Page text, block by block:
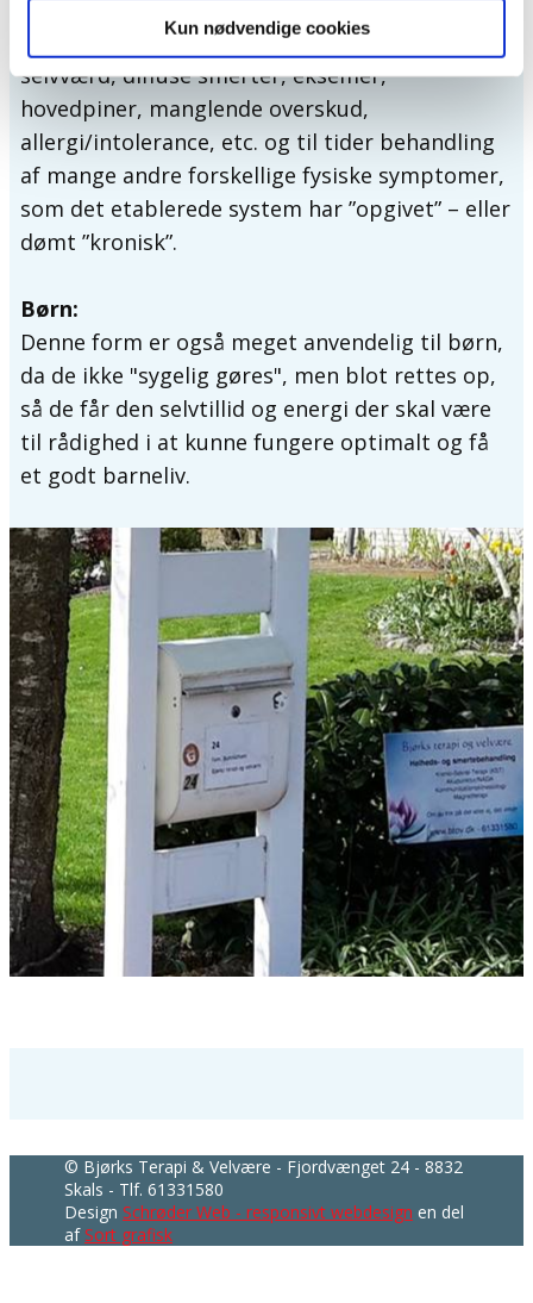
Kun nødvendige cookies
stress, indlæringsproblemer af enhver art,
dårlig hukommelse, lette depressioner, lavt
selvværd, diffuse smerter, eksemer,
hovedpiner, manglende overskud,
allergi/intolerance, etc. og til tider behandling
af mange andre forskellige fysiske symptomer,
som det etablerede system har ”opgivet” – eller
dømt ”kronisk”.
Børn:
Denne form er også meget anvendelig til børn,
da de ikke "sygelig gøres", men blot rettes op,
så de får den selvtillid og energi der skal være
til rådighed i at kunne fungere optimalt og få
et godt barneliv.
© ​Bjørks Terapi & Velvære - Fjordvænget 24 - 8832
Skals - Tlf. 61331580
Design Schrøder Web - responsivt webdesign en del
af Sort grafisk